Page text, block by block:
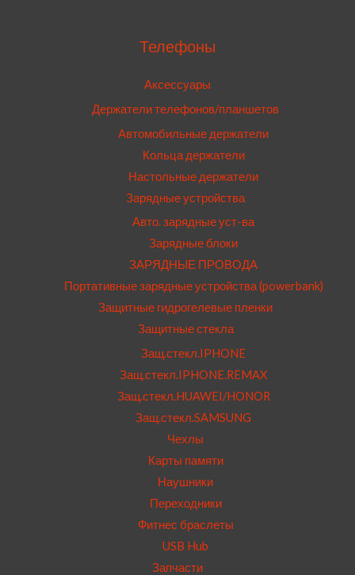
Телефоны
Аксессуары
Держатели телефонов/планшетов
Автомобильные держатели
Кольца держатели
Настольные держатели
Зарядные устройства
Авто. зарядные уст-ва
Зарядные блоки
ЗАРЯДНЫЕ ПРОВОДА
Портативные зарядные устройства (powerbank)
Защитные гидрогелевые пленки
Защитные стекла
Защ.стекл.IPHONE
Защ.стекл.IPHONE.REMAX
Защ.стекл.HUAWEI/HONOR
Защ.стекл.SAMSUNG
Чехлы
Карты памяти
Наушники
Переходники
Фитнес браслеты
USB Hub
Запчасти